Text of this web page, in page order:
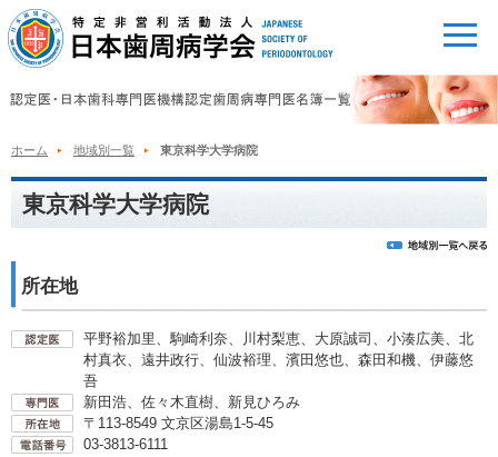
ホーム 地域別一覧 東京科学大学病院
東京科学大学病院
所在地
平野裕加里、駒崎利奈、川村梨恵、大原誠司、小湊広美、北
村真衣、遠井政行、仙波裕理、濱田悠也、森田和機、伊藤悠
吾
新田浩、佐々木直樹、新見ひろみ
〒113-8549 文京区湯島1-5-45
03-3813-6111